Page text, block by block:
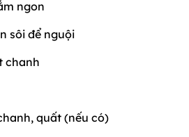
ngon
sôi để nguội
chanh
quất (nếu có)